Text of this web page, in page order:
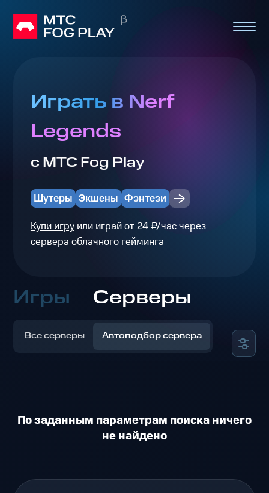
Играть в Nerf
Legends
с МТС Fog Play
Шутеры Экшены Фэнтези
Купи игруили играй от 24 ₽/час через
сервера облачного гейминга
Игры Серверы
Все серверы Автоподбор сервера
По заданным параметрам поиска ничего
не найдено